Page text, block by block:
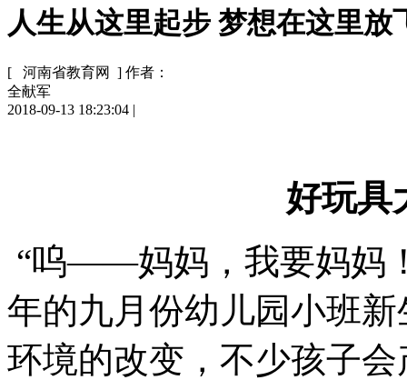
人生从这里起步 梦想在这里放
[ 河南省教育网 ] 作者：
全献军
2018-09-13 18:23:04 |
好玩具
“呜——妈妈，我要妈妈
年的九月份幼儿园小班
环境的改变，不少孩子